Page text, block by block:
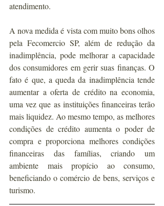
atendimento.
A nova medida é vista com muito bons olhos
pela Fecomercio SP, além de redução da
inadimplência, pode melhorar a capacidade
dos consumidores em gerir suas finanças. O
fato é que, a queda da inadimplência tende
aumentar a oferta de crédito na economia,
uma vez que as instituições financeiras terão
mais liquidez. Ao mesmo tempo, as melhores
condições de crédito aumenta o poder de
compra e proporciona melhores condições
financeiras das famílias, criando um
ambiente mais propício ao consumo,
beneficiando o comércio de bens, serviços e
turismo.